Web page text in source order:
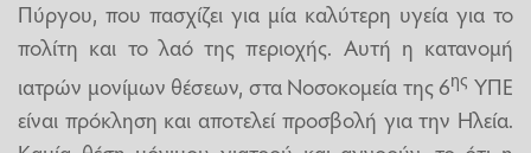
Πύργου, που πασχίζει για μία καλύτερη υγεία για το
πολίτη και το λαό της περιοχής. Αυτή η κατανομή
ιατρών μονίμων θέσεων, στα Νοσοκομεία της 6ης ΥΠΕ
είναι πρόκληση και αποτελεί προσβολή για την Ηλεία.